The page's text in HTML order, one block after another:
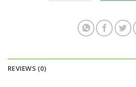
REVIEWS (0)